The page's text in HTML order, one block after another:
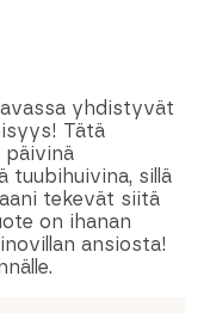
yhdistyvät
Tätä
tuubihuivina, sillä
tekevät siitä
on ihanan
ansiosta!